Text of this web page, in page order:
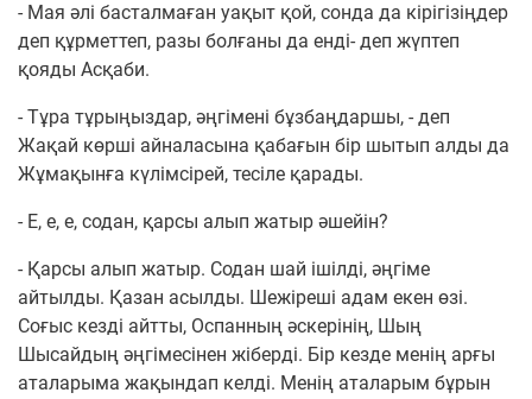
- Мая әлі басталмаған уақыт қой, сонда да кірігізіңдер
деп құрметтеп, разы болғаны да енді- деп жүптеп
қояды Асқаби.
- Тұра тұрыңыздар, әңгімені бұзбаңдаршы, - деп
Жақай көрші айналасына қабағын бір шытып алды да
Жұмақынға күлімсірей, тесіле қарады.
- Е, е, е, содан, қарсы алып жатыр әшейін?
- Қарсы алып жатыр. Содан шай ішілді, әңгіме
айтылды. Қазан асылды. Шежіреші адам екен өзі.
Соғыс кезді айтты, Оспанның әскерінің, Шың
Шысайдың әңгімесінен жіберді. Бір кезде менің арғы
аталарыма жақындап келді. Менің аталарым бұрын